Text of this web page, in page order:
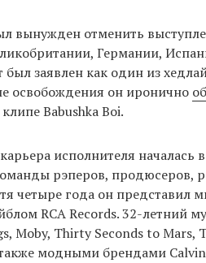
вынужден отменить
Германии,
был заявлен как один из
освобождения он иронично
Babushka Boi.
исполнителя началась
рэперов, продюсеров,
четыре года он представил
RCA Records. 32-летний
Moby, Thirty Seconds to Mars,
модными брендами